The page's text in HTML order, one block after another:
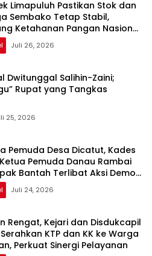
Limapuluh Pastikan Stok dan
Sembako Tetap Stabil,
Ketahanan Pangan Nasional
Pekan
Juli 26, 2026
Dwitunggal Salihin-Zaini;
Rupat yang Tangkas
25, 2026
Pemuda Desa Dicatut, Kades
Pemuda Danau Rambai
Bantah Terlibat Aksi Demo
Juli 24, 2026
Rengat, Kejari dan Disdukcapil
KTP dan KK ke Warga
Perkuat Sinergi Pelayanan